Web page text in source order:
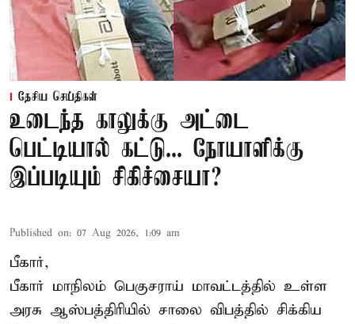
தேசிய செய்திகள்
உடைந்த காலுக்கு அட்டை
பெட்டியால் கட்டு... நோயாளிக்கு
இப்படியும் சிகிச்சையா?
Published on: 07 Aug 2026, 1:09 am
பீகார்,
பீகார் மாநிலம் பெகுசராய் மாவட்டத்தில் உள்ள
அரசு ஆஸ்பத்திரியில் சாலை விபத்தில் சிக்கிய